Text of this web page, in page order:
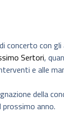
concerto con
Sertori,
e alle
della
prossimo anno.